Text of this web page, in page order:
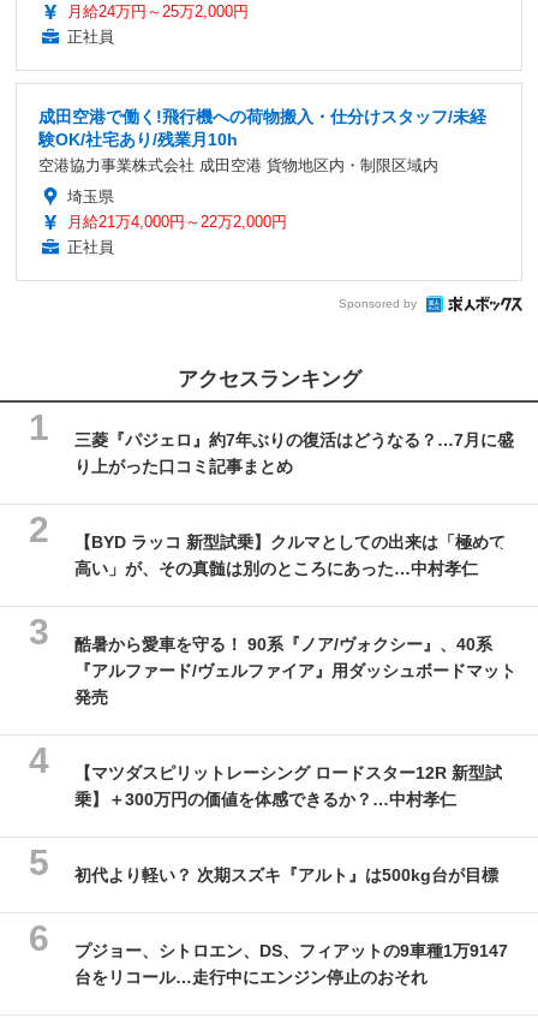
月給24万円～25万2,000円
正社員
成田空港で働く!飛行機への荷物搬入・仕分けスタッフ/未経
験OK/社宅あり/残業月10h
空港協力事業株式会社 成田空港 貨物地区内・制限区域内
埼玉県
月給21万4,000円～22万2,000円
正社員
Sponsored by
アクセスランキング
三菱『パジェロ』約7年ぶりの復活はどうなる？…7月に盛
り上がった口コミ記事まとめ
【BYD ラッコ 新型試乗】クルマとしての出来は「極めて
高い」が、その真髄は別のところにあった…中村孝仁
酷暑から愛車を守る！ 90系『ノア/ヴォクシー』、40系
『アルファード/ヴェルファイア』用ダッシュボードマット
発売
【マツダスピリットレーシング ロードスター12R 新型試
乗】＋300万円の価値を体感できるか？…中村孝仁
初代より軽い？ 次期スズキ『アルト』は500kg台が目標
プジョー、シトロエン、DS、フィアットの9車種1万9147
台をリコール…走行中にエンジン停止のおそれ